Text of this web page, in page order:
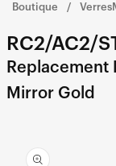
Boutique
RC2/AC2/
Replacement
Mirror Gold
informations